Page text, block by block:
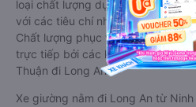
loại chất lượng dựa trên đánh giá
với các tiêu chí như: Chất lượng
Chất lượng phục vụ trên
trực tiếp bởi các khách hàng đã
Thuận đi Long An.
Xe giường nằm đi Long An từ